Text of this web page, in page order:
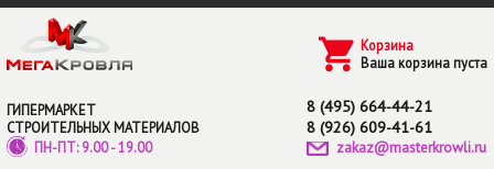
Перейти к основному содержанию
ГИПЕРМАРКЕТ
СТРОИТЕЛЬНЫХ МАТЕРИАЛОВ
ПН-ПТ: 9.00 - 19.00
8 (495) 664-44-21
8 (926) 609-41-61
zakaz@masterkrowli.ru
Корзина
Ваша корзина пуста